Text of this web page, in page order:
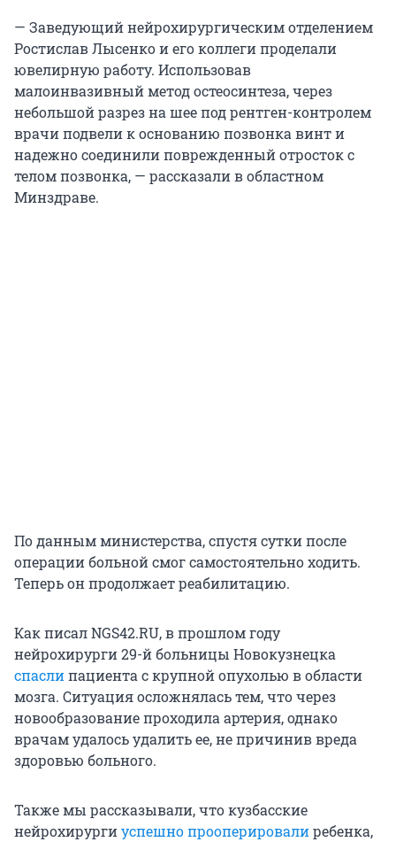
— Заведующий нейрохирургическим отделением
Ростислав Лысенко и его коллеги проделали
ювелирную работу. Использовав
малоинвазивный метод остеосинтеза, через
небольшой разрез на шее под рентген-контролем
врачи подвели к основанию позвонка винт и
надежно соединили поврежденный отросток с
телом позвонка, — рассказали в областном
Минздраве.
По данным министерства, спустя сутки после
операции больной смог самостоятельно ходить.
Теперь он продолжает реабилитацию.
Как писал NGS42.RU, в прошлом году
нейрохирурги 29-й больницы Новокузнецка
спаслипациента с крупной опухолью в области
мозга. Ситуация осложнялась тем, что через
новообразование проходила артерия, однако
врачам удалось удалить ее, не причинив вреда
здоровью больного.
Также мы рассказывали, что кузбасские
нейрохирургиуспешно прооперировалиребенка,